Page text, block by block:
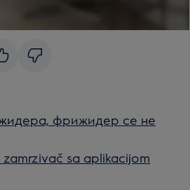
фрижидер се не
sa aplikacijom